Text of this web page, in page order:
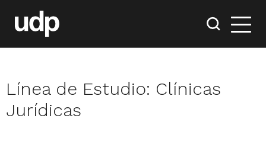
Línea de Estudio: Clínicas
Jurídicas